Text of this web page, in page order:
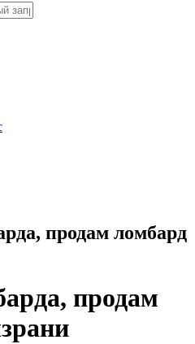
продам ломбард
продам